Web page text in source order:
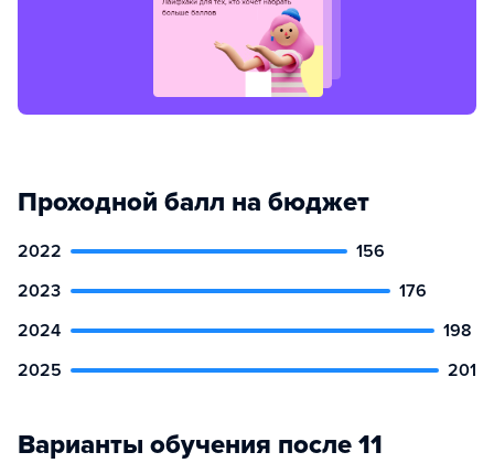
Проходной балл на бюджет
2022
156
2023
176
2024
198
2025
201
Варианты обучения после 11